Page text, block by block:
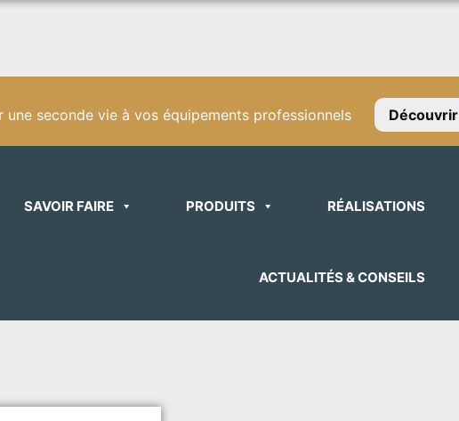
une seconde vie à vos équipements professionnels Découvrir
SAVOIR FAIRE PRODUITS RÉALISATIONS
ACTUALITÉS & CONSEILS